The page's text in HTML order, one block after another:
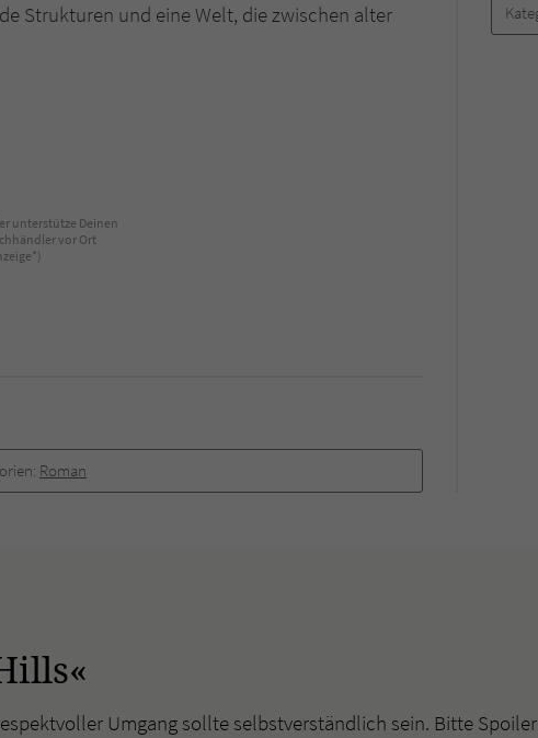
Strukturen und eine Welt, die zwischen alter
unterstütze Deinen
vor Ort
Roman
Umgang sollte selbstverständlich sein. Bitte
Webseite mit dem Benutzer. Es wird benötigt um z. B.
überprüfen.